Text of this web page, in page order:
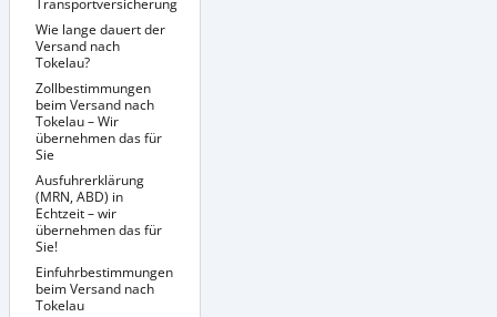
Sendungsverfolgung
/ Tracking &
Dokumentenmanagement
Transportversicherung
Wie lange dauert der
Versand nach
Tokelau?
Zollbestimmungen
beim Versand nach
Tokelau – Wir
übernehmen das für
Sie
Ausfuhrerklärung
(MRN, ABD) in
Echtzeit – wir
übernehmen das für
Sie!
Einfuhrbestimmungen
beim Versand nach
Tokelau